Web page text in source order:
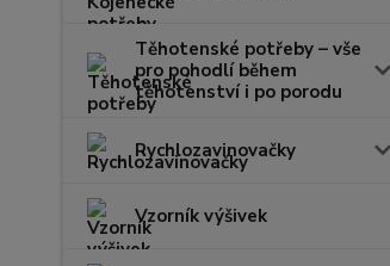
Těhotenské potřeby – vše
pro pohodlí během
těhotenství i po porodu
Rychlozavinovačky
Vzorník výšivek